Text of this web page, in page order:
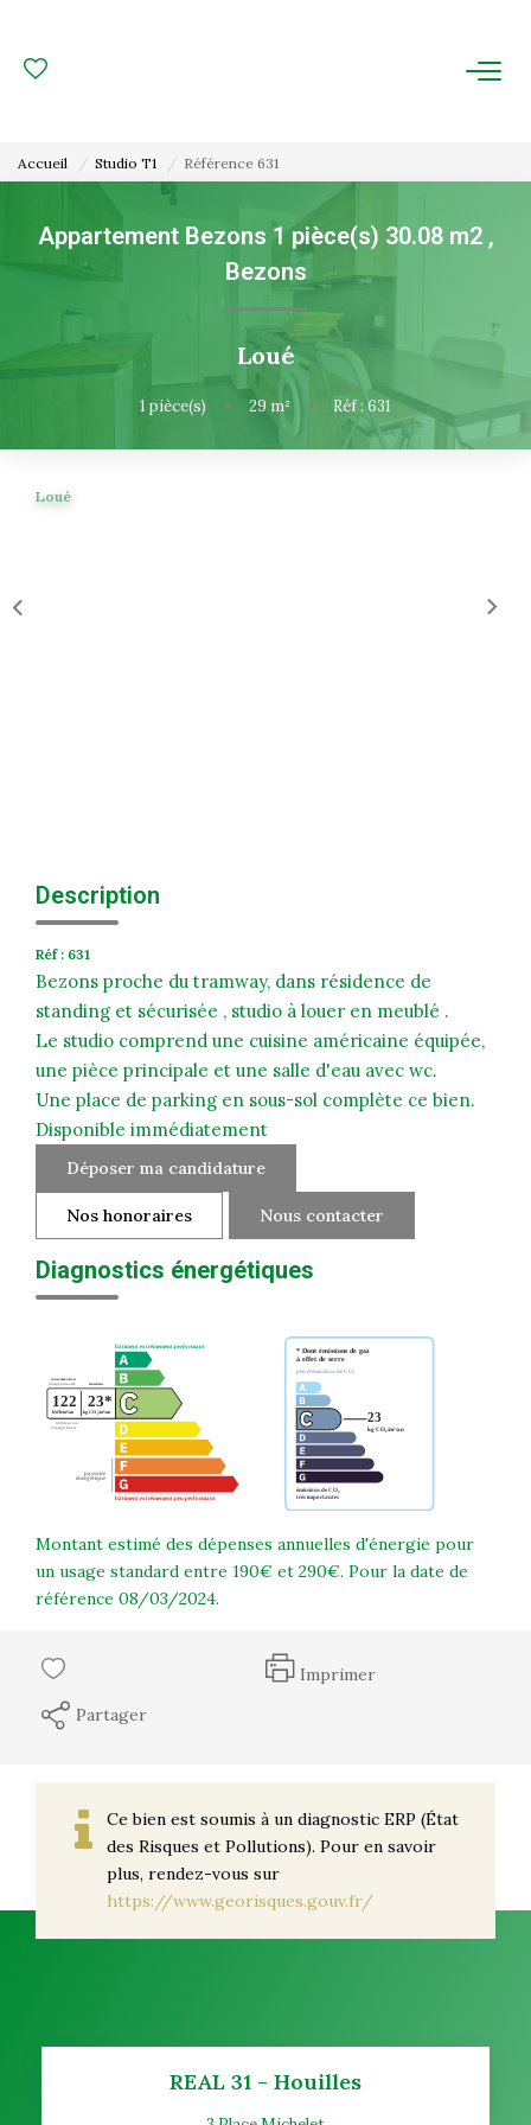
FAIRE GÉRER
Gestion Locative
Gestion De Copropriété
NOUS CONNAITRE
Extranet Syndic Et Gestion Locative
Accueil Studio T1 Référence 631
Appartement Bezons 1 pièce(s) 30.08 m2 ,
Bezons
Loué
1 pièce(s) • 29 m² • Réf : 631
Loué
Description
Réf : 631
Bezons proche du tramway, dans résidence de
standing et sécurisée , studio à louer en meublé .
Le studio comprend une cuisine américaine équipée,
une pièce principale et une salle d'eau avec wc.
Une place de parking en sous-sol complète ce bien.
Disponible immédiatement
Déposer ma candidature
Nos honoraires Nous contacter
Diagnostics énergétiques
Montant estimé des dépenses annuelles d'énergie pour
un usage standard entre 190€ et 290€. Pour la date de
référence 08/03/2024.
Imprimer
Partager
Ce bien est soumis à un diagnostic ERP (État
des Risques et Pollutions). Pour en savoir
plus, rendez-vous sur
https://www.georisques.gouv.fr/
REAL 31 - Houilles